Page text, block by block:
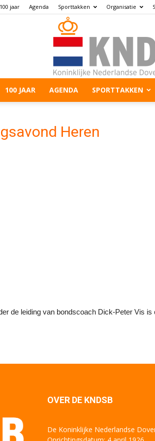
100 jaar Agenda Sporttakken Organisatie
100 JAAR AGENDA SPORTTAKKEN
Heren
de leiding van bondscoach Dick-Peter Vis
OVER DE KNDSB
De Koninklijke Nederlandse